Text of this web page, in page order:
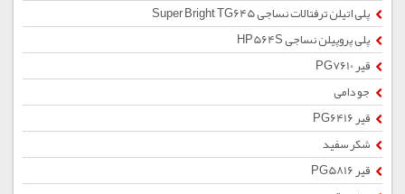
پلی اتیلن ترفتالات نساجی Super Bright TG645
پلی پروپیلن نساجی HP564S
قیر PG7610
جو دامی
قیر PG6416
شکر سفید
قیر PG5816